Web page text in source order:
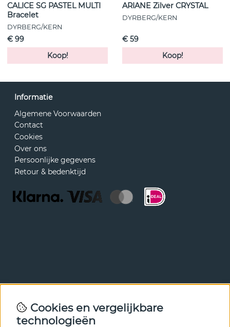
CALICE SG PASTEL MULTI
Bracelet
DYRBERG/KERN
€ 99
Koop!
ARIANE Zilver CRYSTAL
DYRBERG/KERN
€ 59
Koop!
Informatie
Algemene Voorwaarden
Contact
Cookies
Over ons
Persoonlijke gegevens
Retour & bedenktijd
Met onze nieuwsbrief ben je als eerste op de hoogte van
nieuws en aanbiedingen. Meld je hieronder aan.
Cookies en vergelijkbare
technologieën